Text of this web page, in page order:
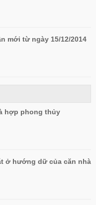
mới từ ngày 15/12/2014
hợp phong thủy
ở hướng dữ của căn nhà